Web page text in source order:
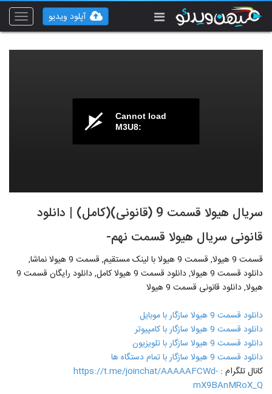
Toggle
آپلود ویدیو
Cannot load
M3U8:
سریال هیولا قسمت 9 (قانونی)(کامل) | دانلود
قانونی سریال هیولا قسمت نهم-
قسمت 9 هیولا, قسمت 9 هیولا با لینک مستقیم, قسمت 9 هیولا نماشا,
دانلود قسمت 9 هیولا, دانلود قسمت 9 هیولا کامل, دانلود رایگان قسمت 9
هیولا, دانلود قانونی قسمت 9 هیولا
دانلود قسمت 9 هیولا سازگار با موبایل
دانلود قسمت 9 هیولا سازگار با کامپیوتر
دانلود قسمت 9 هیولا سازگار با تلویزیون
دانلود قسمت 9 هیولا سازگار با تمام دستگاه ها
کانال تلگرام : https://t.me/joinchat/AAAAAFCWd-
mX9BAnMRoX_Q